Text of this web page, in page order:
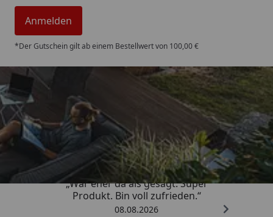
Anmelden
*Der Gutschein gilt ab einem Bestellwert von 100,00 €
Trusted Shops
4,85/ 5
„War eher da als gesagt. Super
Produkt. Bin voll zufrieden.“
08.08.2026